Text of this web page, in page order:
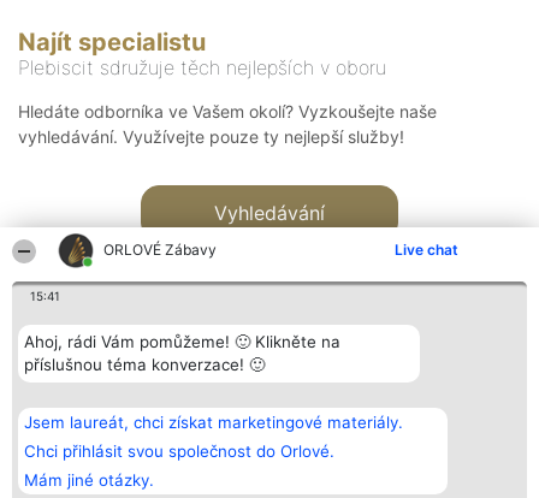
ORLOVÉ Zábavy Live chat
15:41
Ahoj, rádi Vám pomůžeme! 🙂 Klikněte na
příslušnou téma konverzace! 🙂
Jsem laureát, chci získat marketingové materiály.
Chci přihlásit svou společnost do Orlové.
Mám jiné otázky.
Najít specialistu
Plebiscit sdružuje těch nejlepších v oboru
Hledáte odborníka ve Vašem okolí? Vyzkoušejte naše
vyhledávání. Využívejte pouze ty nejlepší služby!
Vyhledávání
Bright Side Solutions sp. z o.
o. sp. k.
ul. Ruska 22
Wrocław 50-079
KRS 0000749100 | Regon
Vítězové
Seznam všech
laureátů
Zásady
Kontakt